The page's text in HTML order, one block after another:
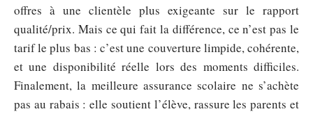
offres à une clientèle plus exigeante sur le rapport
qualité/prix. Mais ce qui fait la différence, ce n’est pas le
tarif le plus bas : c’est une couverture limpide, cohérente,
et une disponibilité réelle lors des moments difficiles.
Finalement, la meilleure assurance scolaire ne s’achète
pas au rabais : elle soutient l’élève, rassure les parents et